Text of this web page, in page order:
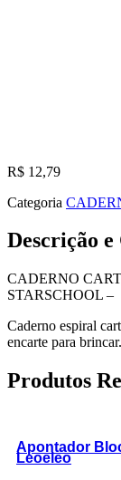
R$ 12,79
Categoria
Descrição
CADERNO
STARSCHOOL –
Caderno espiral
encarte para brincar.
Produtos
Apontador
Leoeleo